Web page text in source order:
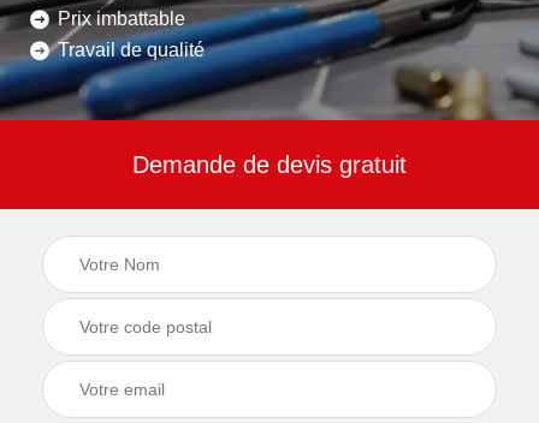
Prix imbattable
Travail de qualité
Demande de devis gratuit